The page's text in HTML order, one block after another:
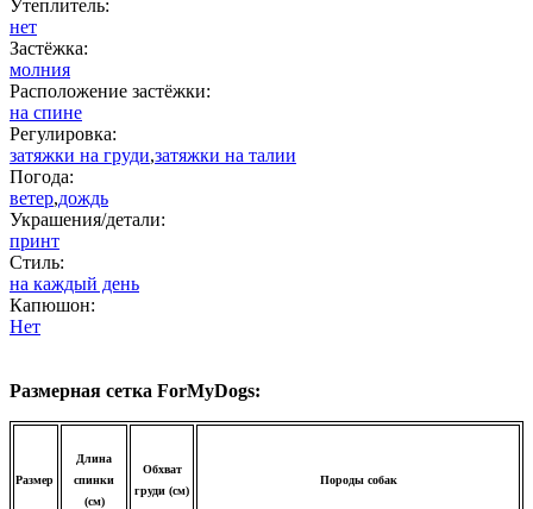
Утеплитель:
нет
Застёжка:
молния
Расположение застёжки:
на спине
Регулировка:
затяжки на груди,затяжки на талии
Погода:
ветер,дождь
Украшения/детали:
принт
Стиль:
на каждый день
Капюшон:
Нет
Размерная сетка ForMyDogs:
Размер
Длина
спинки
(см)
Обхват
груди (см)
Породы собак